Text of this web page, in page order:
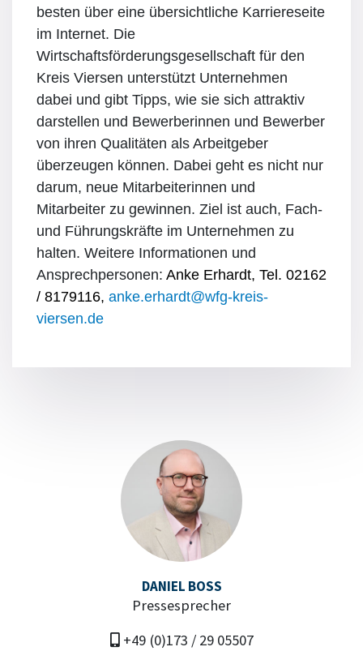
DANIEL BOSS
Pressesprecher
+49 (0)173 / 29 05507
besten über eine übersichtliche Karriereseite
im Internet. Die
Wirtschaftsförderungsgesellschaft für den
Kreis Viersen unterstützt Unternehmen
dabei und gibt Tipps, wie sie sich attraktiv
darstellen und Bewerberinnen und Bewerber
von ihren Qualitäten als Arbeitgeber
überzeugen können. Dabei geht es nicht nur
darum, neue Mitarbeiterinnen und
Mitarbeiter zu gewinnen. Ziel ist auch, Fach-
und Führungskräfte im Unternehmen zu
halten. Weitere Informationen und
Ansprechpersonen: Anke Erhardt, Tel. 02162
/ 8179116, anke.erhardt@wfg-kreis-
viersen.de